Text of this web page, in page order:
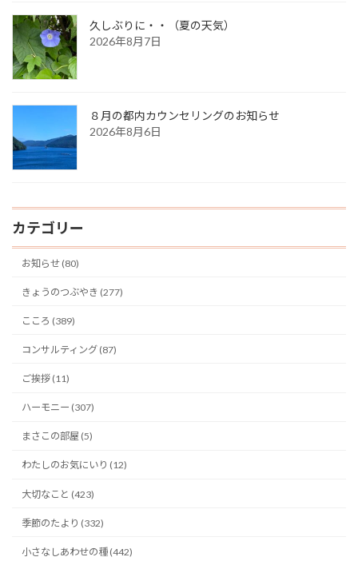
久しぶりに・・（夏の天気）
2026年8月7日
８月の都内カウンセリングのお知らせ
2026年8月6日
カテゴリー
お知らせ (80)
きょうのつぶやき (277)
こころ (389)
コンサルティング (87)
ご挨拶 (11)
ハーモニー (307)
まさこの部屋 (5)
わたしのお気にいり (12)
大切なこと (423)
季節のたより (332)
小さなしあわせの種 (442)